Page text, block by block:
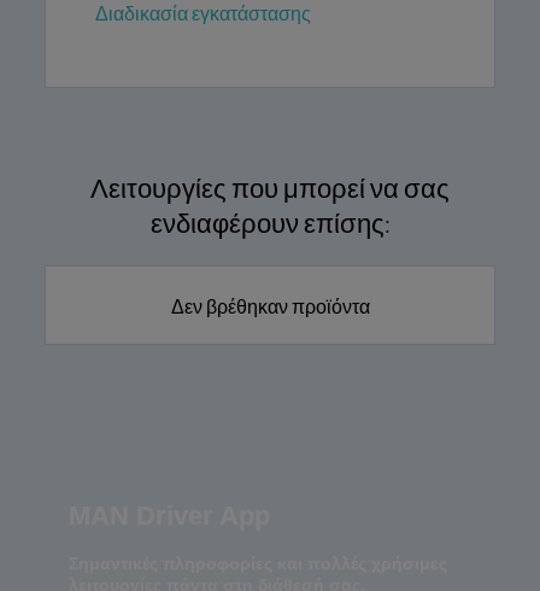
Διαδικασία εγκατάστασης
Λειτουργίες που μπορεί να σας
ενδιαφέρουν επίσης:
Δεν βρέθηκαν προϊόντα